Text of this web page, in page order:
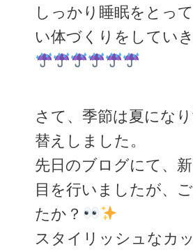
しっかり睡眠をとっ
い体づくりをしてい
さて、季節は夏にな
替えしました。
先日のブログにて、
目を行いましたが、
たか？
スタイリッシュなカ